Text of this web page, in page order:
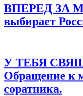
ВПЕРЕД ЗА
выбирает
У ТЕБЯ
Обращение к
соратника.